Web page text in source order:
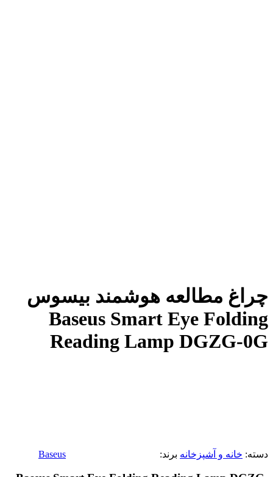
چراغ مطالعه هوشمند بیسوس
Baseus Smart Eye Folding
Reading Lamp DGZG-0G
دسته: خانه و آشپزخانه برند: Baseus